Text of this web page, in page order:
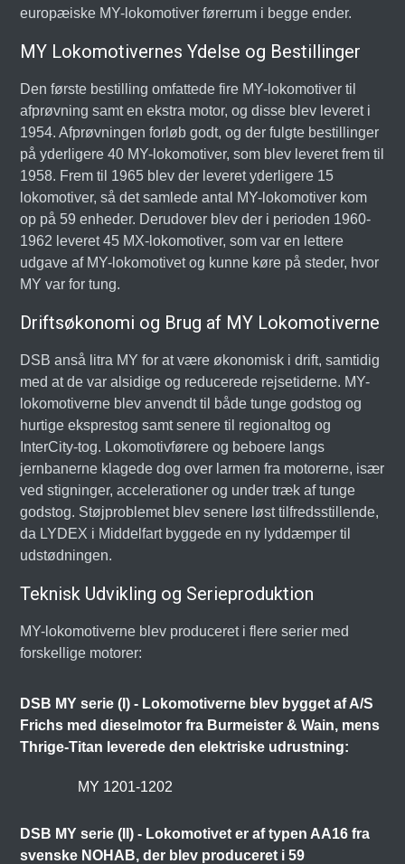
europæiske MY-lokomotiver førerrum i begge ender.
MY Lokomotivernes Ydelse og Bestillinger
Den første bestilling omfattede fire MY-lokomotiver til
afprøvning samt en ekstra motor, og disse blev leveret i
1954. Afprøvningen forløb godt, og der fulgte bestillinger
på yderligere 40 MY-lokomotiver, som blev leveret frem til
1958. Frem til 1965 blev der leveret yderligere 15
lokomotiver, så det samlede antal MY-lokomotiver kom
op på 59 enheder. Derudover blev der i perioden 1960-
1962 leveret 45 MX-lokomotiver, som var en lettere
udgave af MY-lokomotivet og kunne køre på steder, hvor
MY var for tung.
Driftsøkonomi og Brug af MY Lokomotiverne
DSB anså litra MY for at være økonomisk i drift, samtidig
med at de var alsidige og reducerede rejsetiderne. MY-
lokomotiverne blev anvendt til både tunge godstog og
hurtige eksprestog samt senere til regionaltog og
InterCity-tog. Lokomotivførere og beboere langs
jernbanerne klagede dog over larmen fra motorerne, især
ved stigninger, accelerationer og under træk af tunge
godstog. Støjproblemet blev senere løst tilfredsstillende,
da LYDEX i Middelfart byggede en ny lyddæmper til
udstødningen.
Teknisk Udvikling og Serieproduktion
MY-lokomotiverne blev produceret i flere serier med
forskellige motorer:
DSB MY serie (I) - Lokomotiverne blev bygget af A/S
Frichs med dieselmotor fra Burmeister & Wain, mens
Thrige-Titan leverede den elektriske udrustning:
MY 1201-1202
DSB MY serie (II) - Lokomotivet er af typen AA16 fra
svenske NOHAB, der blev produceret i 59